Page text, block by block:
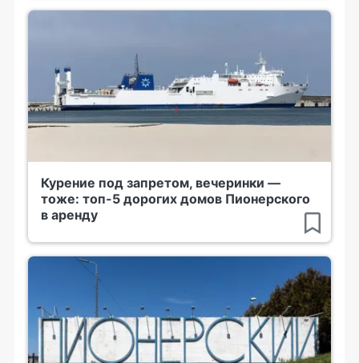
Курение под запретом, вечеринки —
тоже: топ-5 дорогих домов Пионерского
в аренду